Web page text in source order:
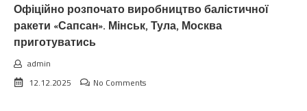
Офіційно розпочато виробництво балістичної
ракети «Сапсан». Мінськ, Тула, Москва
приготуватись
admin
12.12.2025
No Comments